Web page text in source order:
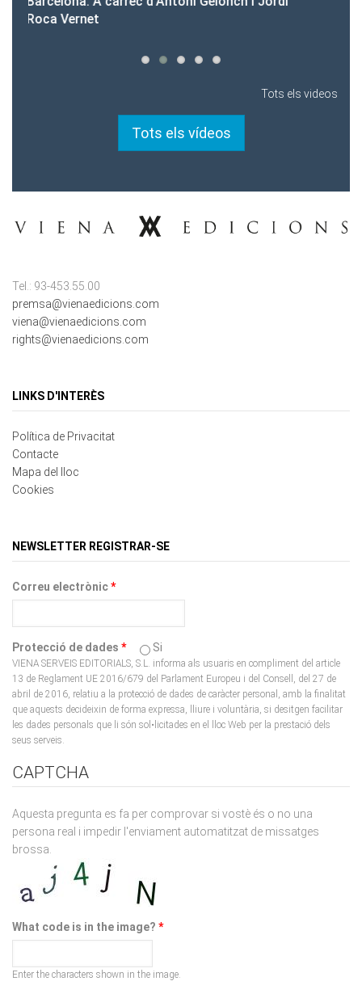
viena@vienaedicions.com
rights@vienaedicions.com
Política de Privacitat
Mapa del lloc
Cookies
Correu electrònic*
VIENA SERVEIS EDITORIALS, S.L. informa als usuaris en compliment del article
13 de Reglament UE 2016/679 del Parlament Europeu i del Consell, del 27 de
abril de 2016, relatiu a la protecció de dades de caràcter personal, amb la finalitat
que aquests decideixin de forma expressa, lliure i voluntària, si desitgen facilitar
les dades personals que li són sol•licitades en el lloc Web per la prestació dels
seus serveis.
CAPTCHA
Aquesta pregunta es fa per comprovar si vostè és o no una
brossa.
What code is in the image?
Enter the characters shown in the image.